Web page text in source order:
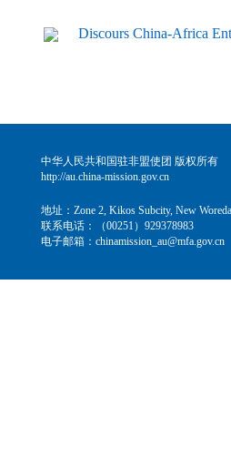
Discours China-Africa
中华人民共和国驻非盟使团 版权所有
http://au.china-mission.gov.cn
地址：Zone 2, Kikos Subcity, New
联系电话：（00251）929378983
电子邮箱：chinamission_au@mfa.gov.cn